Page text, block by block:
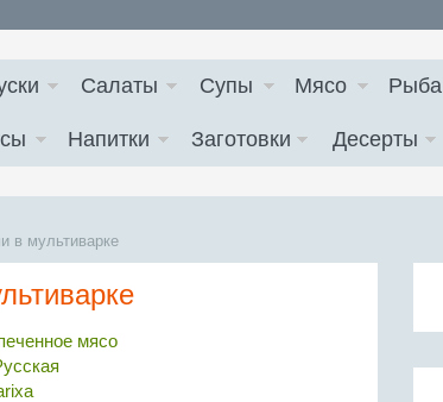
Салаты Супы Мясо Рыба
Напитки Заготовки Десерты
в мультиварке
мясо